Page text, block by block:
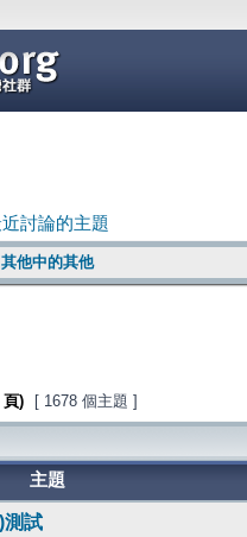
討論的主題
其他中的其他
頁) [ 1678 個主題 ]
主題
測試